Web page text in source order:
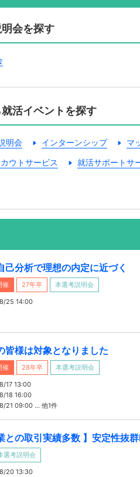
会を探す
活イベントを探す
明会 インターンシップ マ
ウトサービス 就活サポートサ
己分析で理想の内定に近づく
催 27年卒 本選考説明会
25 14:00
皆様は対象となりました
催 28年卒 本選考説明会
17 13:00
18 16:00
21 09:00 … 他1件
との取引実績多数 】安定性抜
選考説明会
20 13:30